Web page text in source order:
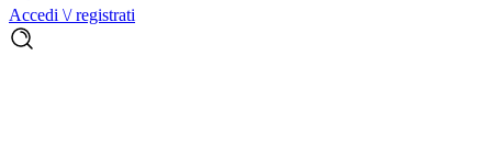
Accedi \/ registrati